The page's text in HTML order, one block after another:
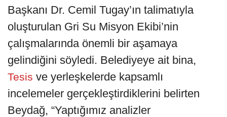
Başkanı Dr. Cemil Tugay’ın talimatıyla
oluşturulan Gri Su Misyon Ekibi’nin
çalışmalarında önemli bir aşamaya
gelindiğini söyledi. Belediyeye ait bina,
Tesis ve yerleşkelerde kapsamlı
incelemeler gerçekleştirdiklerini belirten
Beydağ, “Yaptığımız analizler